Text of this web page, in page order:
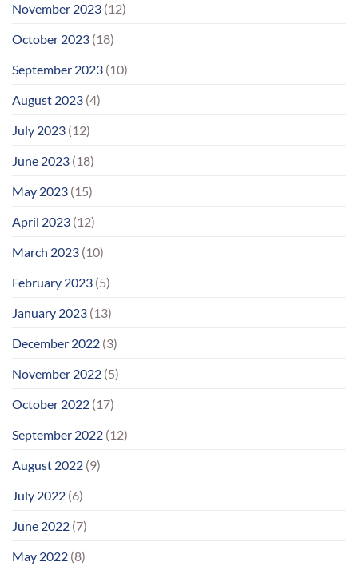
November 2023 (12)
October 2023 (18)
September 2023 (10)
August 2023 (4)
July 2023 (12)
June 2023 (18)
May 2023 (15)
April 2023 (12)
March 2023 (10)
February 2023 (5)
January 2023 (13)
December 2022 (3)
November 2022 (5)
October 2022 (17)
September 2022 (12)
August 2022 (9)
July 2022 (6)
June 2022 (7)
May 2022 (8)